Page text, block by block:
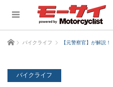
ホーム バイクライフ 【元警察官】が解説
バイクライフ